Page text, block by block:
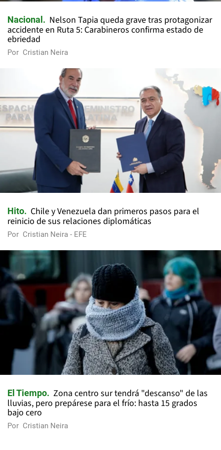
Nacional
Nelson Tapia queda grave tras protagonizar
accidente en Ruta 5: Carabineros confirma estado de
ebriedad
Por Cristian Neira
Hito
Chile y Venezuela dan primeros pasos para el
reinicio de sus relaciones diplomáticas
Por Cristian Neira - EFE
El Tiempo
Zona centro sur tendrá "descanso" de las
lluvias, pero prepárese para el frío: hasta 15 grados
bajo cero
Por Cristian Neira